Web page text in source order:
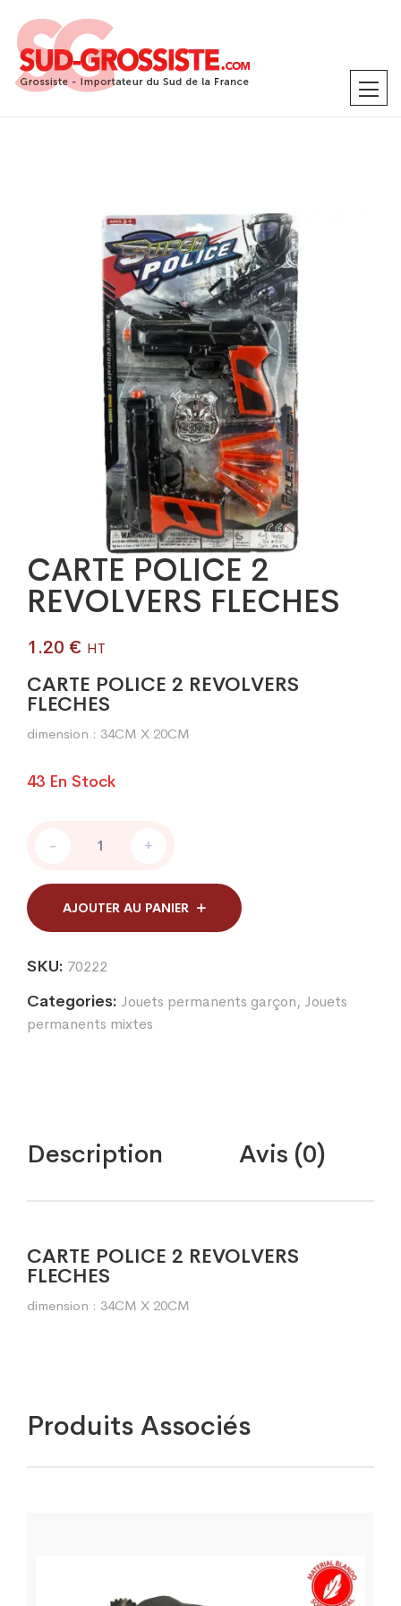
CARTE POLICE 2
REVOLVERS FLECHES
1.20 € HT
CARTE POLICE 2 REVOLVERS
FLECHES
dimension : 34CM X 20CM
43 En Stock
POLICE
REVOLVERS
FLECHES
quantity
- +
AJOUTER AU PANIER
SKU: 70222
Categories: Jouets permanents garçon, Jouets
permanents mixtes
Description Avis (0)
CARTE POLICE 2 REVOLVERS
FLECHES
dimension : 34CM X 20CM
Produits Associés